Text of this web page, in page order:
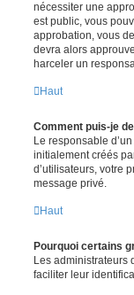
nécessiter une
est public, vous
approbation, vous
devra alors
harceler un
Haut
Comment puis-je
Le responsable
initialement créés
d’utilisateurs, votre
message privé.
Haut
Pourquoi certains
Les administrateurs
faciliter leur